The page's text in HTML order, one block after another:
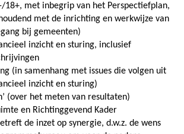
18+, met inbegrip van het Perspectiefplan,
met de inrichting en werkwijze van
bij gemeenten)
inzicht en sturing, inclusief
(in samenhang met issues die volgen uit
inzicht en sturing)
(over het meten van resultaten)
en Richtinggevend Kader
de inzet op synergie, d.w.z. de wens